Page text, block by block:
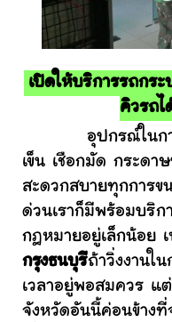
เปิดให้บริการรถกร
คิวรถ
อุปกรณ์ในการข
เข็น เชือกมัด กระดา
สะดวกสบายทุกการข
ด่วนเราก็มีพร้อมบริก
กฎหมายอยู่เล็กน้อย
กรุงธนบุรีถ้าวิ่งงานใ
เวลาอยู่พอสมควร แ
จังหวัดอันนี้ค่อนข้างที่